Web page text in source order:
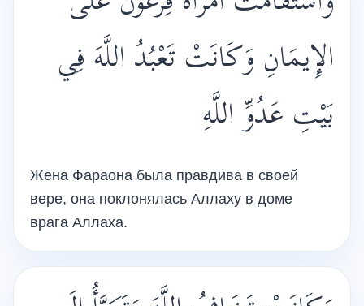
الإِيمَانِ وَكَانَتْ تَعْبُدُ اللَّهَ فِي
بَيْتِ عَدُوِّ اللَّهِ
Жена Фараона была правдива в своей
вере, она поклонялась Аллаху в доме
врага Аллаха.